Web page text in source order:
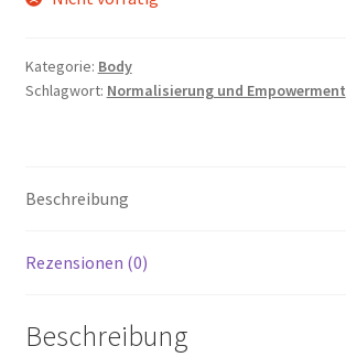
Kategorie: Body
Schlagwort: Normalisierung und Empowerment
Beschreibung
Rezensionen (0)
Beschreibung